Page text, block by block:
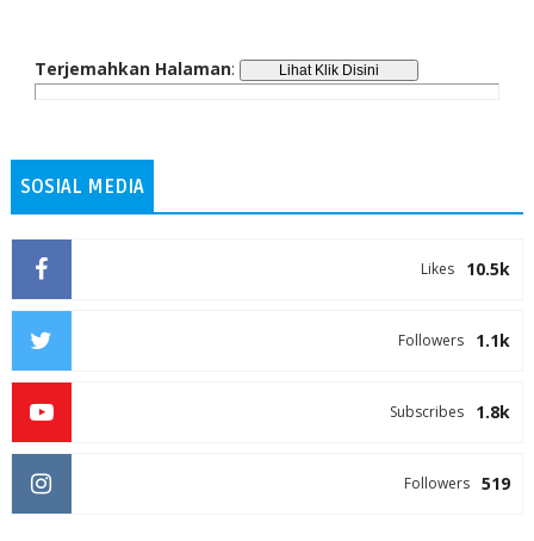
Terjemahkan Halaman:
SOSIAL MEDIA
10.5k
Likes
1.1k
Followers
1.8k
Subscribes
519
Followers